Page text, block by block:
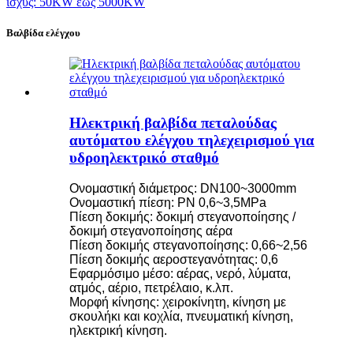
Βαλβίδα ελέγχου
Ηλεκτρική βαλβίδα πεταλούδας
αυτόματου ελέγχου τηλεχειρισμού για
υδροηλεκτρικό σταθμό
Ονομαστική διάμετρος: DN100~3000mm
Ονομαστική πίεση: PN 0,6~3,5MPa
Πίεση δοκιμής: δοκιμή στεγανοποίησης /
δοκιμή στεγανοποίησης αέρα
Πίεση δοκιμής στεγανοποίησης: 0,66~2,56
Πίεση δοκιμής αεροστεγανότητας: 0,6
Εφαρμόσιμο μέσο: αέρας, νερό, λύματα,
ατμός, αέριο, πετρέλαιο, κ.λπ.
Μορφή κίνησης: χειροκίνητη, κίνηση με
σκουλήκι και κοχλία, πνευματική κίνηση,
ηλεκτρική κίνηση.